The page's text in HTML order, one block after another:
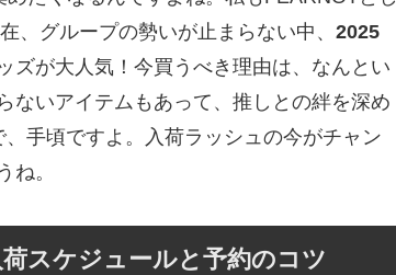
、グループの勢いが止まらない中、 2025
ズが大人気！今買うべき理由は、なんとい
ないアイテムもあって、推しとの絆を深め
手頃ですよ。入荷ラッシュの今がチャン
ね。
スケジュールと予約のコツ